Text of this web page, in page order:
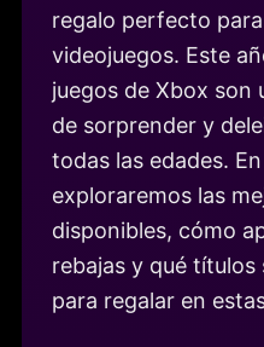
regalo perfecto
videojuegos. Este
juegos de Xbox son
de sorprender y
todas las edades.
exploraremos las
disponibles, cómo
rebajas y qué
para regalar en